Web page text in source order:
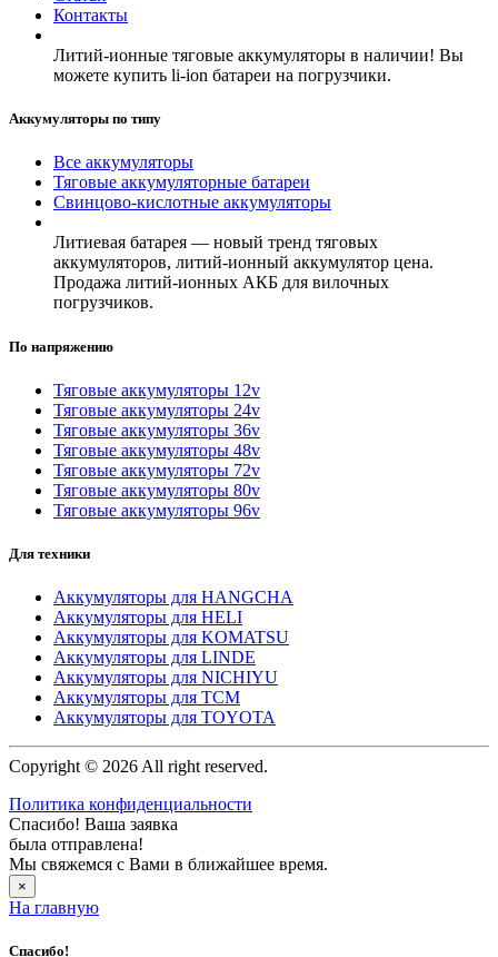
Контакты
Литий-ионные тяговые аккумуляторы в наличии! Вы
можете купить li-ion батареи на погрузчики.
Аккумуляторы по типу
Все аккумуляторы
Тяговые аккумуляторные батареи
Свинцово-кислотные аккумуляторы
Литиевая батарея — новый тренд тяговых
аккумуляторов, литий-ионный аккумулятор цена.
Продажа литий-ионных АКБ для вилочных
погрузчиков.
По напряжению
Тяговые аккумуляторы 12v
Тяговые аккумуляторы 24v
Тяговые аккумуляторы 36v
Тяговые аккумуляторы 48v
Тяговые аккумуляторы 72v
Тяговые аккумуляторы 80v
Тяговые аккумуляторы 96v
Для техники
Аккумуляторы для HANGCHA
Аккумуляторы для HELI
Аккумуляторы для KOMATSU
Аккумуляторы для LINDE
Аккумуляторы для NICHIYU
Аккумуляторы для TCM
Аккумуляторы для TOYOTA
Copyright © 2026 All right reserved.
Политика конфиденциальности
Спасибо! Ваша заявка
была отправлена!
Мы свяжемся с Вами в ближайшее время.
×
На главную
Спасибо!